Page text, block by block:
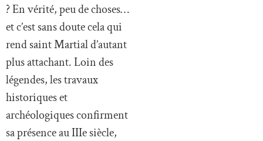
? En vérité, peu de choses…
et c’est sans doute cela qui
rend saint Martial d’autant
plus attachant. Loin des
légendes, les travaux
historiques et
archéologiques confirment
sa présence au IIIe siècle,